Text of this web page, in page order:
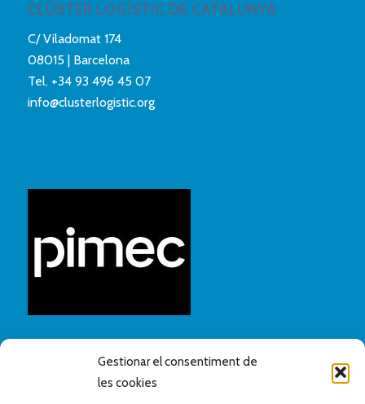
Gestionar el consentiment de
les cookies
CLÚSTER LOGÍSTIC DE CATALUNYA
C/ Viladomat 174
08015 | Barcelona
Tel. +34 93 496 45 07
info@clusterlogistic.org